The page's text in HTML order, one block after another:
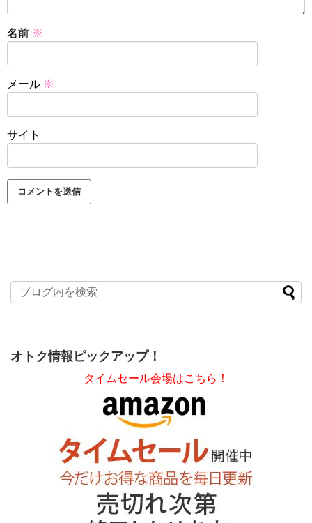
名前 ※
メール ※
サイト
オトク情報ピックアップ！
タイムセール会場はこちら！